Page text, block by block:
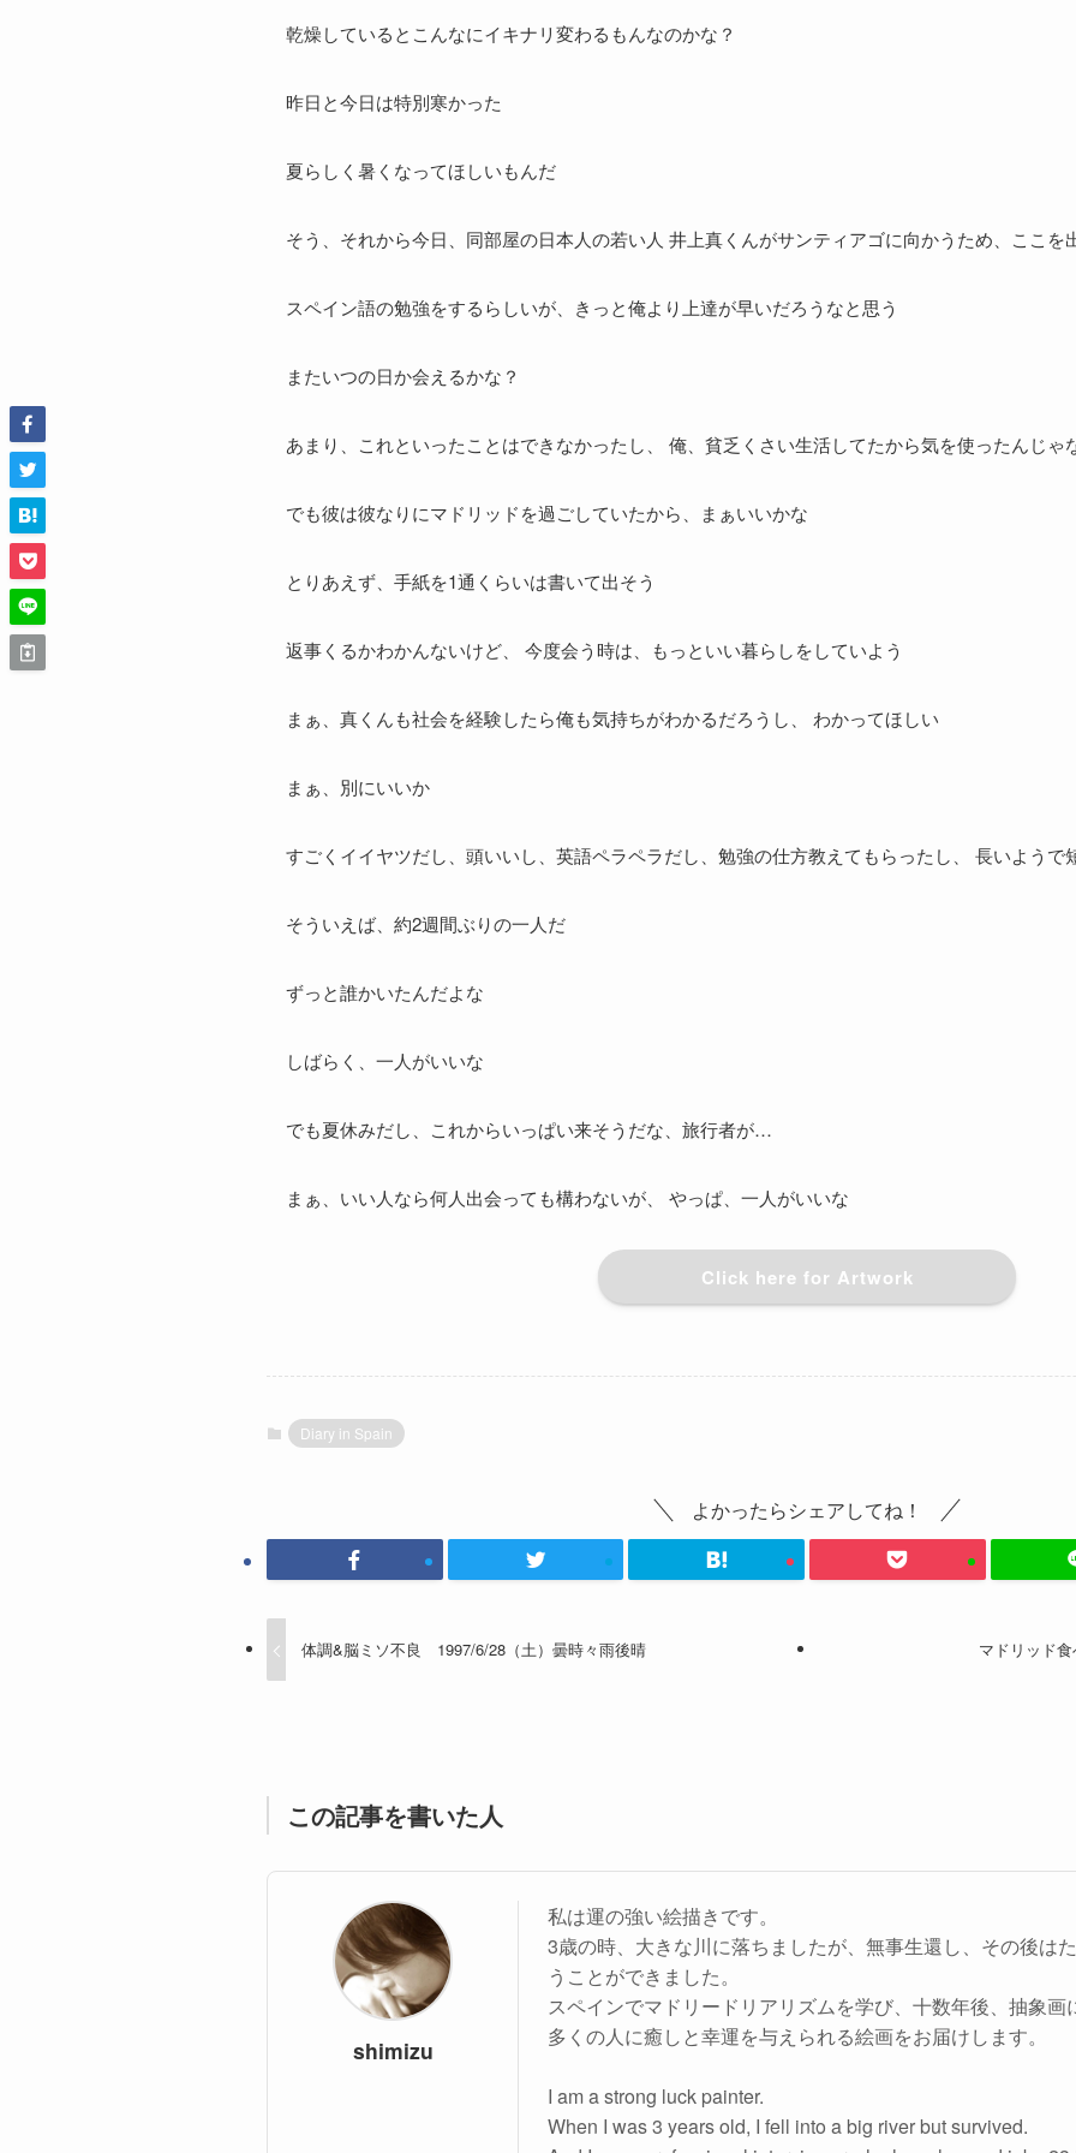
乾燥しているとこんなにイキナリ変わるもんなのかな？
昨日と今日は特別寒かった
夏らしく暑くなってほしいもんだ
そう、それから今日、同部屋の日本人の若い人 井上真くんがサンティアゴに向かうため、ここを
スペイン語の勉強をするらしいが、きっと俺より上達が早いだろうなと思う
またいつの日か会えるかな？
あまり、これといったことはできなかったし、 俺、貧乏くさい生活してたから気を使ったんじゃ
でも彼は彼なりにマドリッドを過ごしていたから、まぁいいかな
とりあえず、手紙を1通くらいは書いて出そう
返事くるかわかんないけど、 今度会う時は、もっといい暮らしをしていよう
まぁ、真くんも社会を経験したら俺も気持ちがわかるだろうし、 わかってほしい
まぁ、別にいいか
すごくイイヤツだし、頭いいし、英語ペラペラだし、勉強の仕方教えてもらったし、 長いようで
そういえば、約2週間ぶりの一人だ
ずっと誰かいたんだよな
しばらく、一人がいいな
でも夏休みだし、これからいっぱい来そうだな、旅行者が…
まぁ、いい人なら何人出会っても構わないが、 やっぱ、一人がいいな
Click here for Artwork
Diary in Spain
よかったらシェアしてね！
体調&脳ミソ不良 1997/6/28（土）曇時々雨後晴 マドリッド
この記事を書いた人
shimizu
私は運の強い絵描きです。
3歳の時、大きな川に落ちましたが、無事生還し、その後は
うことができました。
スペインでマドリードリアリズムを学び、十数年後、抽象画
多くの人に癒しと幸運を与えられる絵画をお届けします。
I am a strong luck painter.
When I was 3 years old, I fell into a big river but survived.